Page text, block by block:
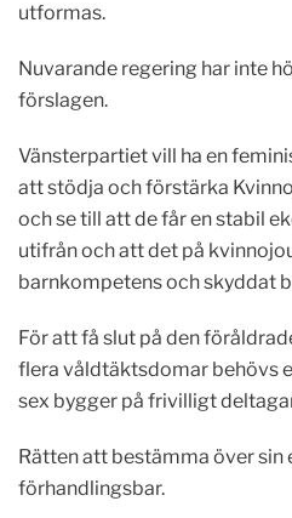
utformas.
Nuvarande regering har inte
förslagen.
Vänsterpartiet vill ha en
att stödja och förstärka
och se till att de får en stabil
utifrån och att det på
barnkompetens och skyddat
För att få slut på den
flera våldtäktsdomar behövs
sex bygger på frivilligt
Rätten att bestämma över sin
förhandlingsbar.